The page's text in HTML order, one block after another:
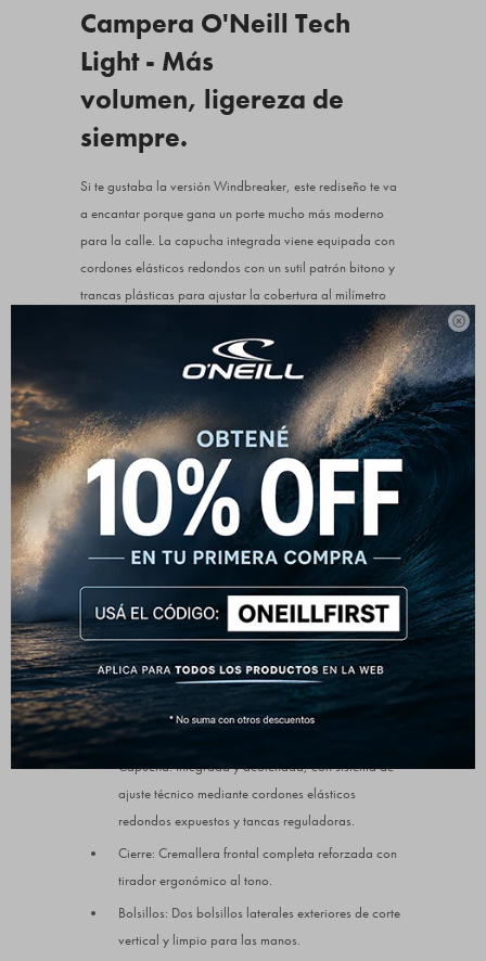

Campera O'Neill Tech
Light - Más
volumen, ligereza de
siempre.
Si te gustaba la versión Windbreaker, este rediseño te va
a encantar porque gana un porte mucho más moderno
para la calle. La capucha integrada viene equipada con
cordones elásticos redondos con un sutil patrón bitono y
trancas plásticas para ajustar la cobertura al milímetro
cuando el viento sopla fuerte. El cierre frontal completo
corre de manera fluida y se complementa con un cuello
alto anatómico. En el pecho resalta el icónico parche
circular de caucho con el logo en relieve, mientras que el
interior cuenta con un forro liso ultra suave que facilita las
capas sobre buzos de frisa. Los puños y la cintura elástica
aseguran un ajuste ceñido que sella el calor corporal de
forma impecable.
Detalles que marcan la diferencia:
Composición General: Exterior, forro y aislamiento
realizados en 100% Nylon premium.
Diseño: Campera ultraliviana (lightweight puffer)
con un renovado patrón de canales horizontales
anchos que maximizan el aislamiento.
Capucha: Integrada y acolchada, con sistema de
ajuste técnico mediante cordones elásticos
redondos expuestos y tancas reguladoras.
Cierre: Cremallera frontal completa reforzada con
tirador ergonómico al tono.
Bolsillos: Dos bolsillos laterales exteriores de corte
vertical y limpio para las manos.